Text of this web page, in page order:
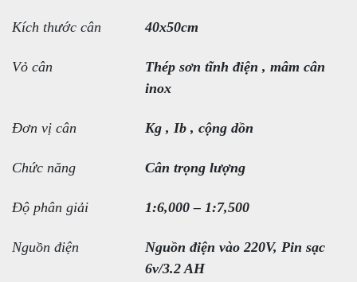
Kích thước cân 40x50cm
Vỏ cân
Thép sơn tĩnh điện , mâm cân
inox
Đơn vị cân Kg , Ib , cộng dồn
Chức năng Cân trọng lượng
Độ phân giải 1:6,000 – 1:7,500
Nguồn điện
Nguồn điện vào 220V, Pin sạc
6v/3.2 AH